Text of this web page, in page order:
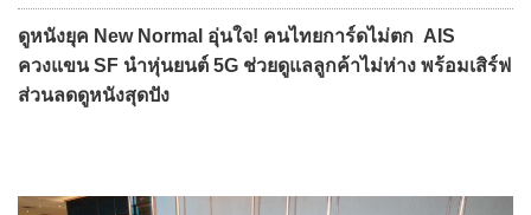
ดูหนังยุค New Normal อุ่นใจ! คนไทยการ์ดไม่ตก AIS
ควงแขน SF นำหุ่นยนต์ 5G ช่วยดูแลลูกค้าไม่ห่าง พร้อมเสิร์ฟ
ส่วนลดดูหนังสุดปัง